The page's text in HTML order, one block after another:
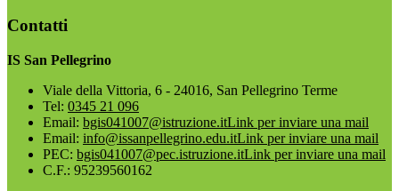
Contatti
IS San Pellegrino
Viale della Vittoria, 6 - 24016, San Pellegrino Terme
Tel: 0345 21 096
Email: bgis041007@istruzione.itLink per inviare una mail
Email: info@issanpellegrino.edu.itLink per inviare una mail
PEC: bgis041007@pec.istruzione.itLink per inviare una mail
C.F.: 95239560162